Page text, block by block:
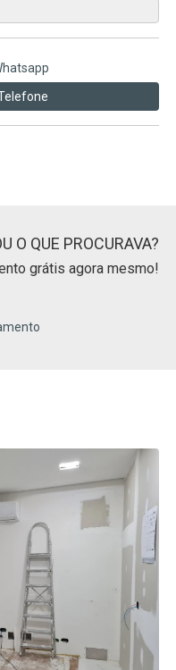
O QUE PROCURAVA?
grátis agora mesmo!